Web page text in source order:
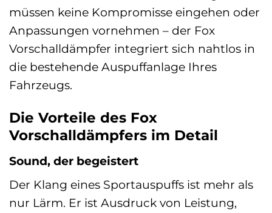
müssen keine Kompromisse eingehen oder
Anpassungen vornehmen – der Fox
Vorschalldämpfer integriert sich nahtlos in
die bestehende Auspuffanlage Ihres
Fahrzeugs.
Die Vorteile des Fox
Vorschalldämpfers im Detail
Sound, der begeistert
Der Klang eines Sportauspuffs ist mehr als
nur Lärm. Er ist Ausdruck von Leistung,